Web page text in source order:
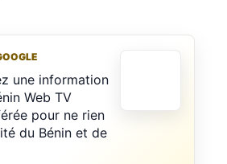
une information
Web TV
pour ne rien
du Bénin et de